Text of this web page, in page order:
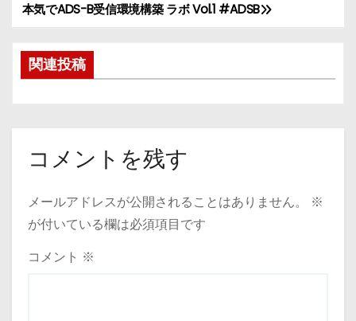
投
稿
ナ
ゲ
シ
ョ
本気でADS-B受信環境構築 ラボ Vol.1 #ADSB
関連投稿
コメントを残す
メールアドレスが公開されることはありません。
※
が付いている欄は必須項目です
コメント ※